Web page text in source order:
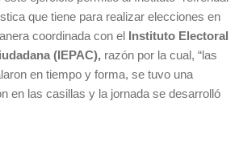
que tiene para realizar elecciones en
coordinada con el
Instituto Electoral
(IEPAC), razón por la cual, “las
en tiempo y forma, se tuvo una
en las casillas y la jornada se desarrolló